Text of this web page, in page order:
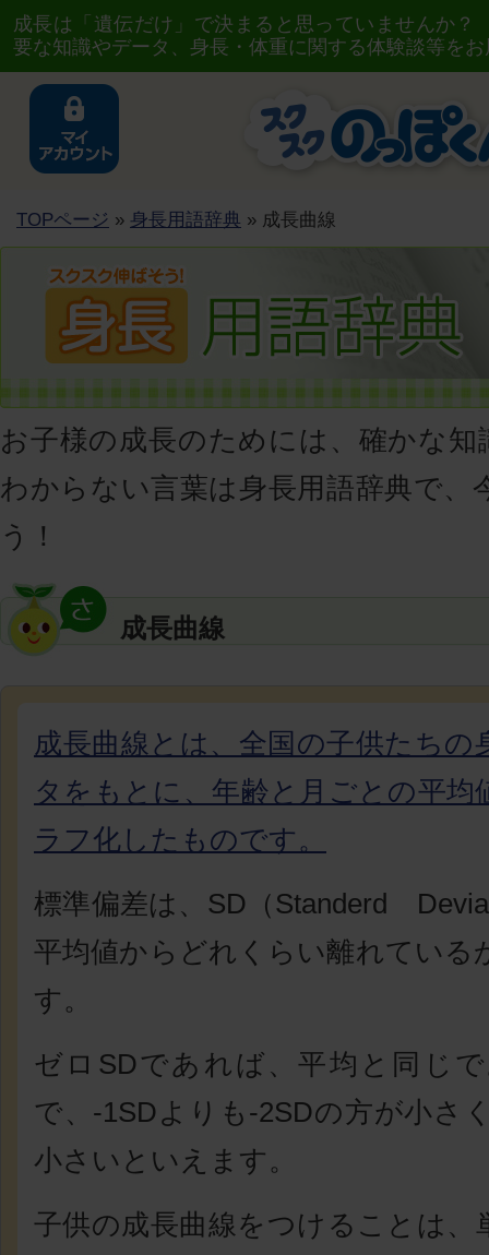
成長は「遺伝だけ」で決まると思っていませんか
要な知識やデータ、身長・体重に関する体験談等を
TOPページ » 身長用語辞典 » 成長曲線
お子様の成長のためには、確かな知
わからない言葉は身長用語辞典で、
う！
成長曲線
成長曲線とは、全国の子供たちの
タをもとに、年齢と月ごとの平均
ラフ化したものです。
標準偏差は、SD（Standerd
平均値からどれくらい離れている
す。
ゼロSDであれば、平均と同じ
で、‐1SDよりも‐2SDの方が小さ
小さいといえます。
子供の成長曲線をつけることは、